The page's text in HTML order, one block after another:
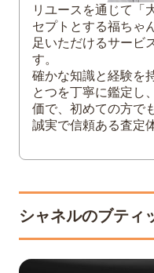
5 まとめ
リユースを通じて「
セプトとする福ちゃ
足いただけるサービ
す。
確かな知識と経験を
とつを丁寧に鑑定し
価で、初めての方で
誠実で信頼ある査定
シャネルのブティ